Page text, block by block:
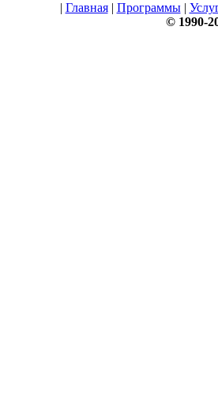
| Главная| Программы|
© 1990-